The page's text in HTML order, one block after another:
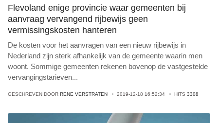
Flevoland enige provincie waar gemeenten bij
aanvraag vervangend rijbewijs geen
vermissingskosten hanteren
De kosten voor het aanvragen van een nieuw rijbewijs in
Nederland zijn sterk afhankelijk van de gemeente waarin men
woont. Sommige gemeenten rekenen bovenop de vastgestelde
vervangingstarieven...
GESCHREVEN DOOR RENE VERSTRATEN 2019-12-18 16:52:34 HITS 3308